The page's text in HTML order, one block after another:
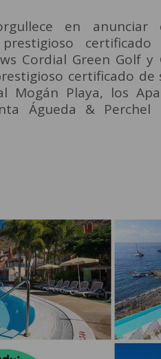
en
certificado
Cordial Green Golf y
certificado de
Playa, los
Águeda &